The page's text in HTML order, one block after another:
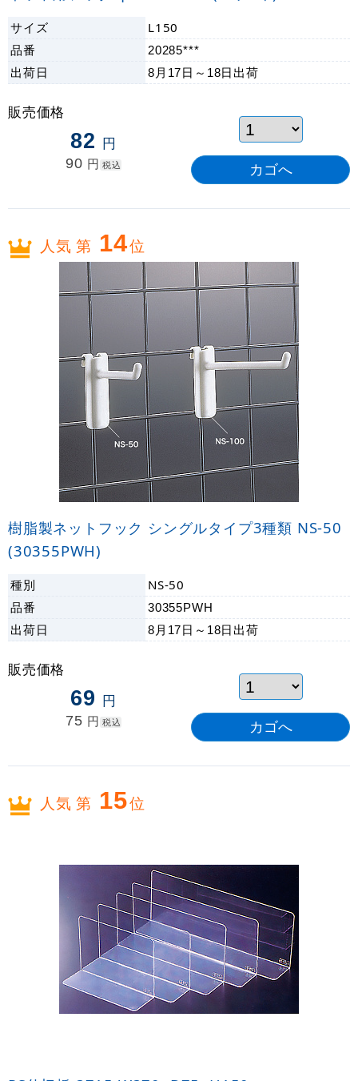
サイズ
L150
品番
20285***
出荷日 8月17日～18日 出荷
販売価格
82 円
90 円 税込
人気 第 14位
樹脂製ネットフック シングルタイプ3種類 NS-50
(30355PWH)
種別
NS-50
品番
30355PWH
出荷日 8月17日～18日 出荷
販売価格
69 円
75 円 税込
人気 第 15位